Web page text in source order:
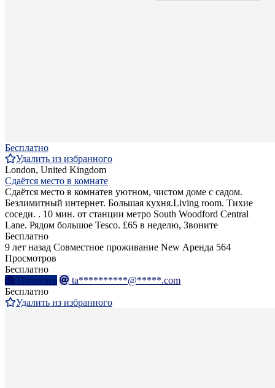
Бесплатно
Удалить из избранного
London, United Kingdom
Сдаётся место в комнате
Сдаётся место в комнатев уютном, чистом доме с садом.
Безлимитный интернет. Большая кухня.Living room. Тихие
соседи. . 10 мин. от станции метро South Woodford Central
Lane. Рядом большоe Tesco. £65 в неделю, Звоните
Бесплатно
9 лет назад Совместное проживание New Аренда 564
Просмотров
Бесплатно
Написать
ta**********@*****.com
Бесплатно
Удалить из избранного